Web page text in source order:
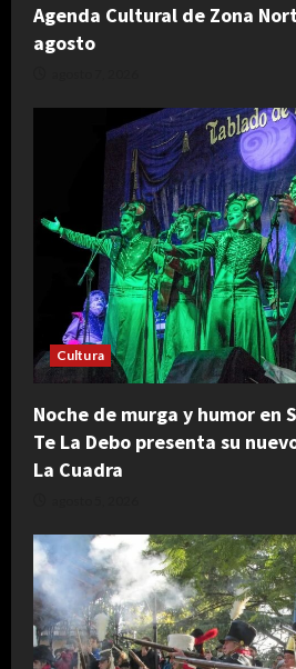
Agenda Cultural de Zona
agosto
Cultura
Noche de murga y humor en
Te La Debo presenta su
La Cuadra